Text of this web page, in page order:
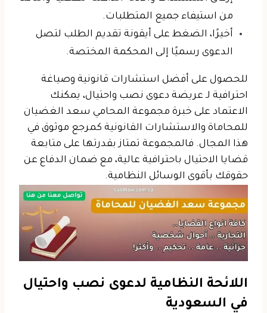
من استيفاء جميع المتطلبات.
أخيرًا، الضغط على أيقونة تقديم الطلب لتصل
الدعوى رسميًا إلى المحكمة المختصة.
للحصول على أفضل استشارات قانونية وصياغة
احترافية لـ عريضة دعوى نصب واحتيال، يمكنك
الاعتماد على خبرة مجموعة المحامي سعد الغضيان
للمحاماة والاستشارات القانونية كمرجع موثوق في
هذا المجال. فالمجموعة تمتاز بقدرتها على متابعة
قضايا الاحتيال باحترافية عالية، مع ضمان الدفاع عن
حقوقك بأقوى الوسائل النظامية.
اللائحة النظامية لدعوى نصب واحتيال
في السعودية